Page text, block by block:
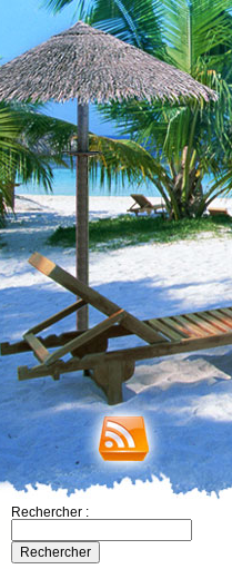
Rechercher :